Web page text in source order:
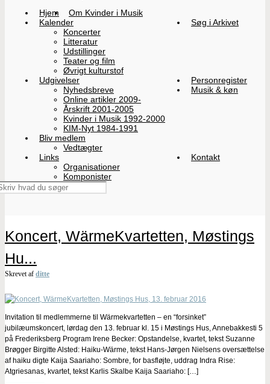
Hjem
Om Kvinder i Musik
Kalender
Koncerter
Litteratur
Udstillinger
Teater og film
Øvrigt kulturstof
Søg i Arkivet
Udgivelser
Nyhedsbreve
Online artikler 2009-
Årskrift 2001-2005
Kvinder i Musik 1992-2000
KIM-Nyt 1984-1991
Personregister
Musik & køn
Bliv medlem
Vedtægter
Links
Organisationer
Komponister
Kontakt
Koncert, WärmeKvartetten, Møstings
Hu...
Skrevet af ditte
Invitation til medlemmerne til Wärmekvartetten – en “forsinket”
jubilæumskoncert, lørdag den 13. februar kl. 15 i Møstings Hus, Annebakkesti 5
på Frederiksberg Program Irene Becker: Opstandelse, kvartet, tekst Suzanne
Brøgger Birgitte Alsted: Haiku-Wärme, tekst Hans-Jørgen Nielsens oversættelse
af haiku digte Kaija Saariaho: Sombre, for basfløjte, uddrag Indra Rise:
Atgriesanas, kvartet, tekst Karlis Skalbe Kaija Saariaho: […]